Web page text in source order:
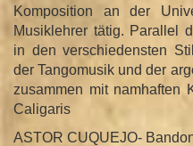
Komposition an der
Musiklehrer tätig. Parallel
in den verschiedensten
der Tangomusik und der
zusammen mit namhaften
Caligaris
ASTOR CUQUEJO-